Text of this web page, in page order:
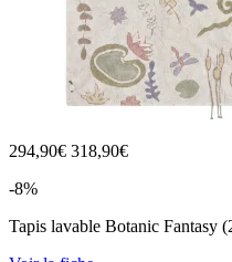
294,90€ 318,90€
-8%
Tapis lavable Botanic Fantasy